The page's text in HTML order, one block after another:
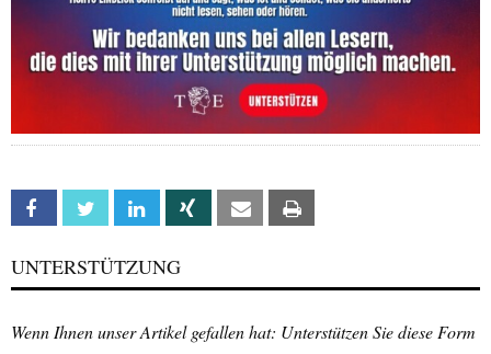
Facebook Twitter Linkedin Xing Email
UNTERSTÜTZUNG
Wenn Ihnen unser Artikel gefallen hat: Unterstützen Sie diese Form